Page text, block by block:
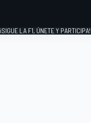
¡SIGUE LA F1, ÚNETE Y PARTICIPA!